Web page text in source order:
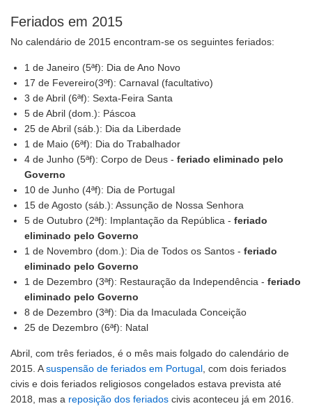
Feriados em 2015
No calendário de 2015 encontram-se os seguintes feriados:
1 de Janeiro (5ªf): Dia de Ano Novo
17 de Fevereiro(3ºf): Carnaval (facultativo)
3 de Abril (6ªf): Sexta-Feira Santa
5 de Abril (dom.): Páscoa
25 de Abril (sáb.): Dia da Liberdade
1 de Maio (6ªf): Dia do Trabalhador
4 de Junho (5ªf): Corpo de Deus - feriado eliminado pelo
Governo
10 de Junho (4ªf): Dia de Portugal
15 de Agosto (sáb.): Assunção de Nossa Senhora
5 de Outubro (2ªf): Implantação da República - feriado
eliminado pelo Governo
1 de Novembro (dom.): Dia de Todos os Santos - feriado
eliminado pelo Governo
1 de Dezembro (3ªf): Restauração da Independência - feriado
eliminado pelo Governo
8 de Dezembro (3ªf): Dia da Imaculada Conceição
25 de Dezembro (6ªf): Natal
Abril, com três feriados, é o mês mais folgado do calendário de
2015. Asuspensão de feriados em Portugal, com dois feriados
civis e dois feriados religiosos congelados estava prevista até
2018, mas a reposição dos feriados civis aconteceu já em 2016.